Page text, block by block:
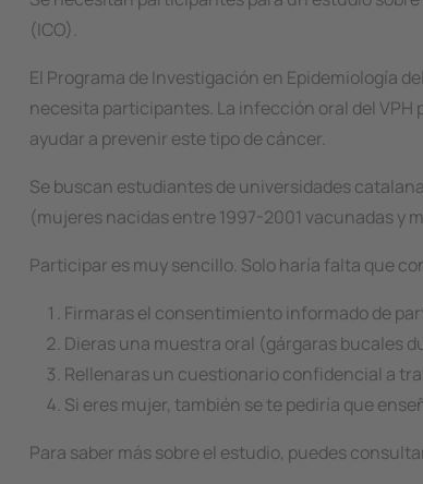
(ICO).
El Programa de Investigación en Epidemiología
necesita participantes. La infección oral del
ayudar a prevenir este tipo de cáncer.
Se buscan estudiantes de universidades
(mujeres nacidas entre 1997-2001 vacunadas y
Participar es muy sencillo. Solo haría falta que
Firmaras el consentimiento informado de
Dieras una muestra oral (gárgaras bucales
Rellenaras un cuestionario confidencial a
Si eres mujer, también se te pediría que
Para saber más sobre el estudio, puedes